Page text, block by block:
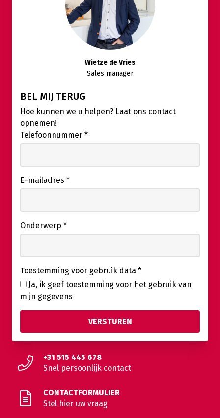
Wietze de Vries
Sales manager
BEL MIJ TERUG
Hoe kunnen we u helpen? Laat ons contact
opnemen!
Telefoonnummer *
E-mailadres *
Onderwerp *
Toestemming voor gebruik data *
Ja, ik geef toestemming voor het gebruik van
mijn gegevens
+31 515 445 678
Snel persoonlijk contact
CONTACTFORMULIER
Stel hier uw vraag